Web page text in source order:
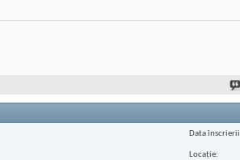
Data înscrierii
Locaţie